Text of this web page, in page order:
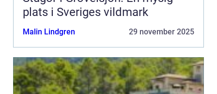
plats i Sveriges vildmark
Malin Lindgren 29 november 2025